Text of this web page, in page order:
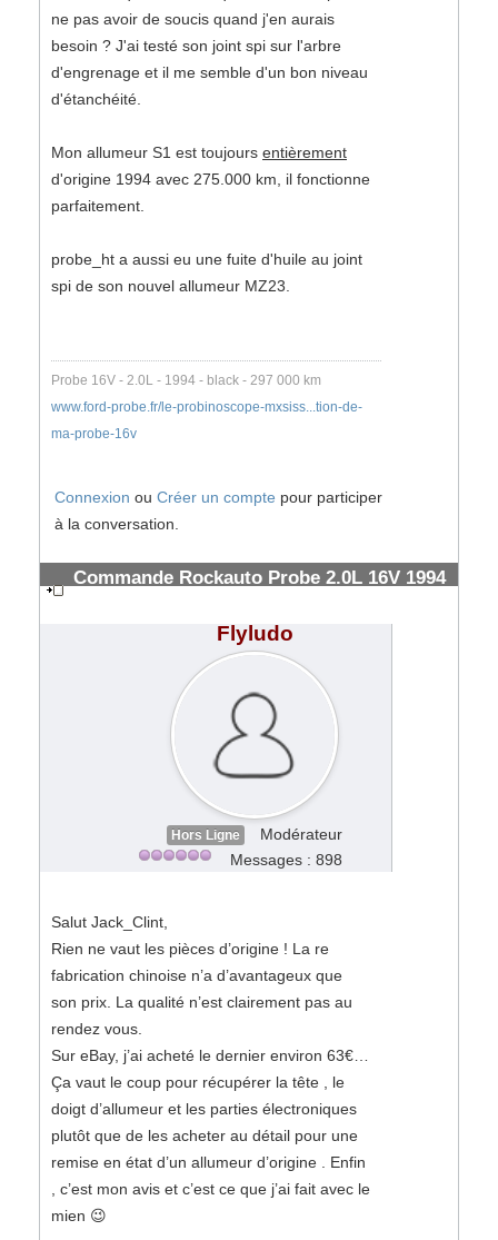
ne pas avoir de soucis quand j'en aurais
besoin ? J'ai testé son joint spi sur l'arbre
d'engrenage et il me semble d'un bon niveau
d'étanchéité.
Mon allumeur S1 est toujours entièrement
d'origine 1994 avec 275.000 km, il fonctionne
parfaitement.
probe_ht a aussi eu une fuite d'huile au joint
spi de son nouvel allumeur MZ23.
Probe 16V - 2.0L - 1994 - black - 297 000 km
www.ford-probe.fr/le-probinoscope-mxsiss...tion-de-
ma-probe-16v
Connexion ou Créer un compte pour participer
à la conversation.
Commande Rockauto Probe 2.0L 16V 1994
Flyludo
Hors Ligne
Modérateur
Messages : 898
Salut Jack_Clint,
Rien ne vaut les pièces d’origine ! La re
fabrication chinoise n’a d’avantageux que
son prix. La qualité n’est clairement pas au
rendez vous.
Sur eBay, j’ai acheté le dernier environ 63€…
Ça vaut le coup pour récupérer la tête , le
doigt d’allumeur et les parties électroniques
plutôt que de les acheter au détail pour une
remise en état d’un allumeur d’origine . Enfin
, c’est mon avis et c’est ce que j’ai fait avec le
mien 😉